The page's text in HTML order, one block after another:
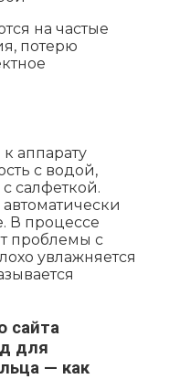
на частые
потерю
аппарату
с водой,
салфеткой.
В процессе
проблемы с
увлажняется
сайта
для
— как